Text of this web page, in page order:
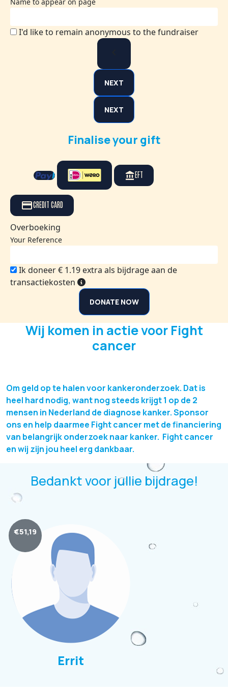
I'd like to remain anonymous to the fundraiser
NEXT
NEXT
Finalise your gift
EFT
CREDIT CARD
Overboeking
Your Reference
Ik doneer € 1.19 extra als bijdrage aan de
transactiekosten
DONATE NOW
Wij komen in actie voor Fight
cancer
Om geld op te halen voor kankeronderzoek. Dat is
heel hard nodig, want nog steeds krijgt 1 op de 2
mensen in Nederland de diagnose kanker. Sponsor
ons en help daarmee Fight cancer met de financiering
van belangrijk onderzoek naar kanker. Fight cancer
en wij zijn jou heel erg dankbaar.
Bedankt voor jullie bijdrage!
€51,19
Errit